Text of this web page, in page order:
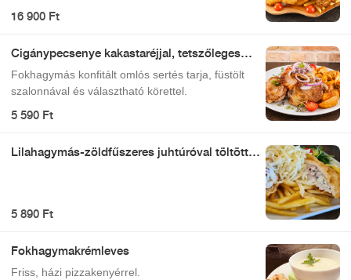
(rizs+hasábburgonya), barnamártás
16 900 Ft
Cigánypecsenye kakastaréjjal, tetszőleges
Fokhagymás konfitált omlós sertés tarja, füstölt
szalonnával és választható körettel.
5 590 Ft
Lilahagymás-zöldfűszeres juhtúróval töltött
5 890 Ft
Fokhagymakrémleves
Friss, házi pizzakenyérrel.